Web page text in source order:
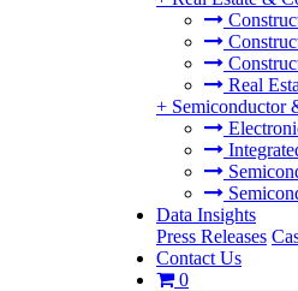
Real
+ Semiconductor
Data Insights
Press Releases
Contact Us
0